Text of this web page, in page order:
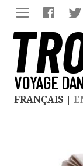
VOYAGE
FRANÇAIS |